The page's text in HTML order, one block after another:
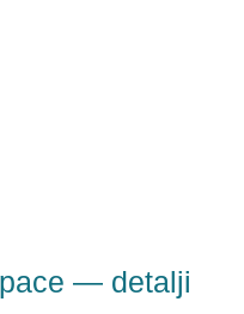
— detalji